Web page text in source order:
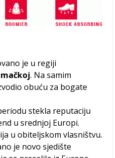
je u regiji
. Na samim
obuću za bogate
stekla reputaciju
u srednjoj Europi.
u obiteljskom vlasništvu.
je novo sjedište